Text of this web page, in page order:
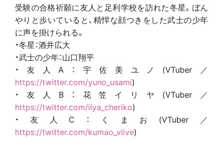
受験の合格祈願に友人と足利学校を訪れた冬星。ぼん
やりと歩いていると、精悍な顔つきをした武士の少年
に声を掛けられる。
・冬星：酒井広大
・武士の少年：山口翔平
・友人A：宇佐美ユノ(VTuber／
https://twitter.com/yuno_usami)
・友人B：花笠イリヤ(VTuber／
https://twitter.com/ilya_cheriko)
・友人C：くまお(VTuber／
https://twitter.com/kumao_vlive)